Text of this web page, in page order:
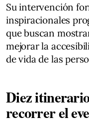
Su intervención
inspiracionales
que buscan
mejorar la
de vida de las
Diez
recorrer el